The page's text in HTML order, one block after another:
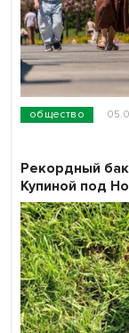
общество
Рекордный
Купиной под